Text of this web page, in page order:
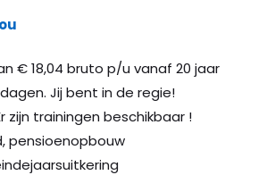
€ 18,04 bruto p/u vanaf 20 jaar
Jij bent in de regie!
zijn trainingen beschikbaar !
pensioenopbouw